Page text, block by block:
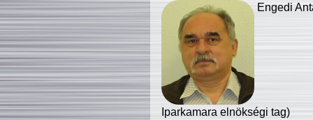
Engedi
Iparkamara elnökségi tag)